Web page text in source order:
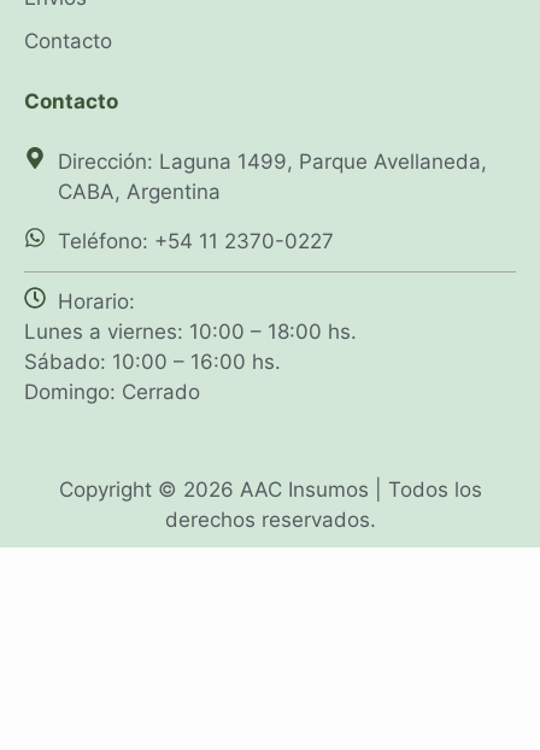
Contacto
Contacto
Dirección: Laguna 1499, Parque Avellaneda,
CABA, Argentina
Teléfono: +54 11 2370-0227
Horario:
Lunes a viernes: 10:00 – 18:00 hs.
Sábado: 10:00 – 16:00 hs.
Domingo: Cerrado
Copyright © 2026 AAC Insumos | Todos los
derechos reservados.